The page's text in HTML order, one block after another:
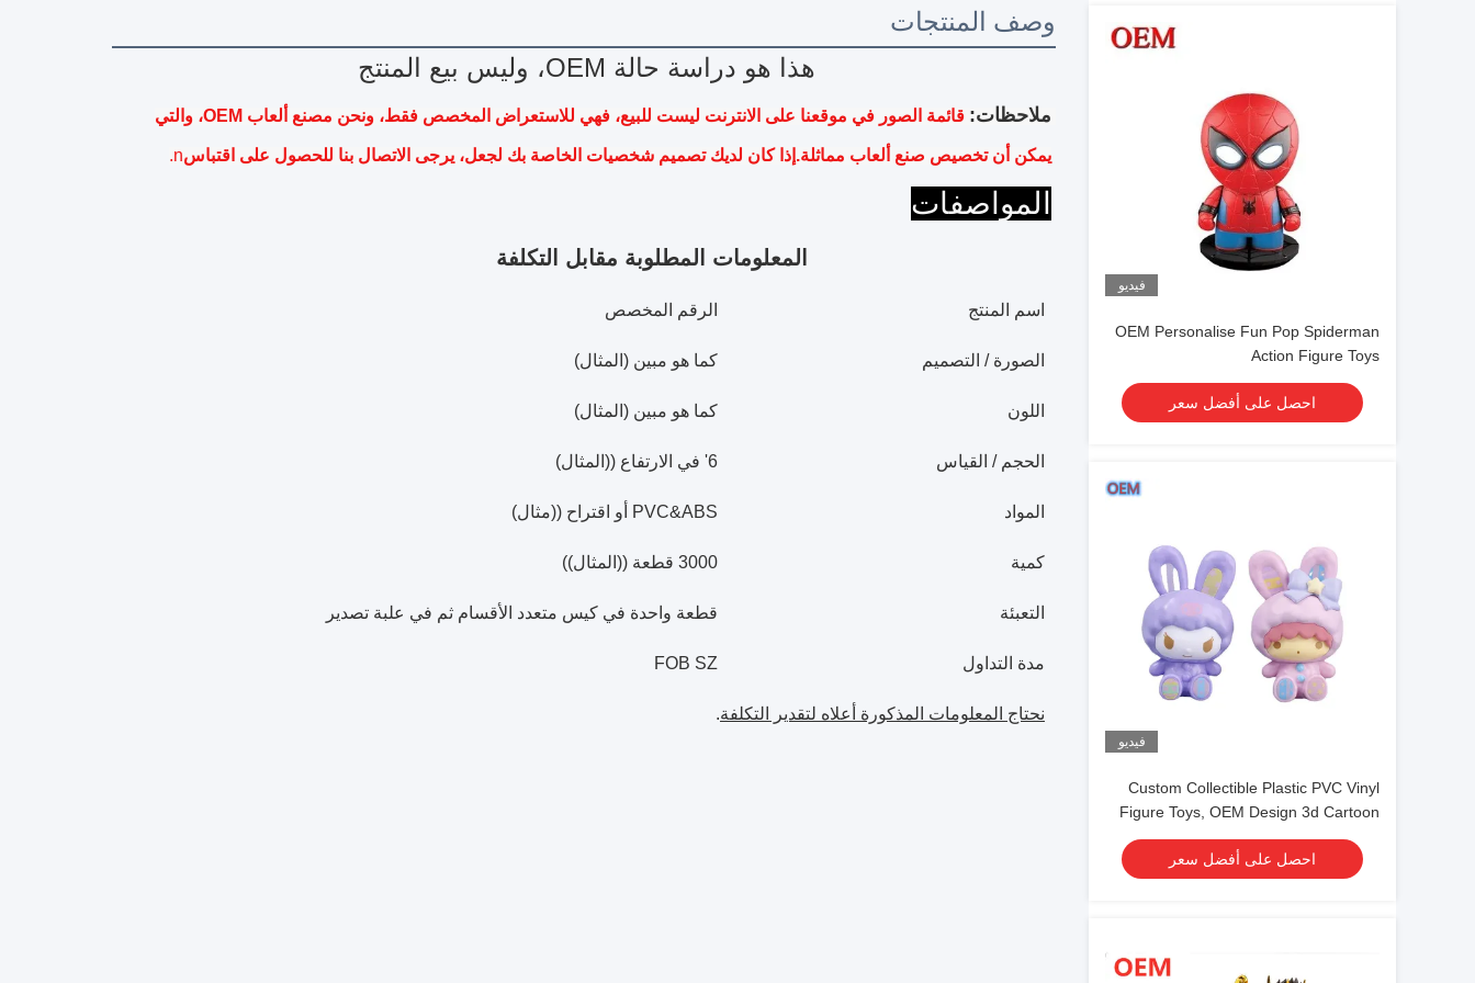
فيديو
OEM Personalise Fun Pop Spiderman
Action Figure Toys
احصل على أفضل سعر
فيديو
Custom Collectible Plastic PVC Vinyl
Figure Toys, OEM Design 3d Cartoon
Plastic Figure Toys
احصل على أفضل سعر
وصف المنتجات
هذا هو دراسة حالة OEM، وليس بيع المنتج
ملاحظات:
يمكن أن تخصيص صنع ألعاب مماثلة.إذا كان لديك تصميم شخصيات الخاصة بك لجعل، يرجى الاتصال بنا للحصول على اقتباسn.
المواصفات
المعلومات المطلوبة مقابل التكلفة
اسم المنتج الرقم المخصص
الصورة / التصميم كما هو مبين (المثال)
اللون كما هو مبين (المثال)
الحجم / القياس 6' في الارتفاع ((المثال)
المواد PVC&ABS أو اقتراح ((مثال)
كمية 3000 قطعة ((المثال))
التعبئة قطعة واحدة في كيس متعدد الأقسام ثم في علبة تصدير
مدة التداول FOB SZ
نحتاج المعلومات المذكورة أعلاه لتقدير التكلفة.